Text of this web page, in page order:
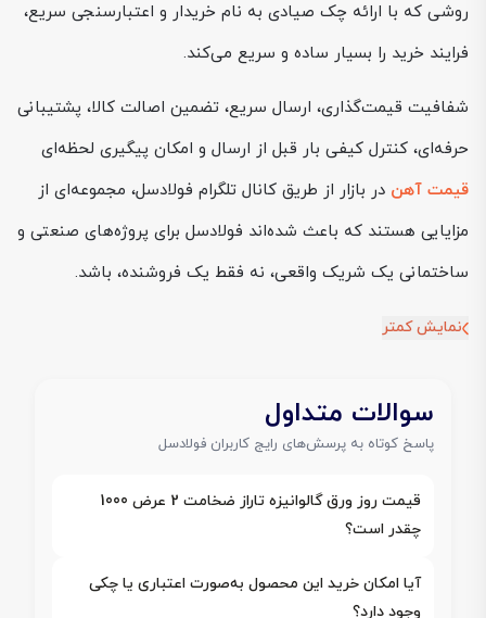
روشی که با ارائه چک صیادی به نام خریدار و اعتبارسنجی سریع،
فرایند خرید را بسیار ساده و سریع می‌کند.
شفافیت قیمت‌گذاری، ارسال سریع، تضمین اصالت کالا، پشتیبانی
حرفه‌ای، کنترل کیفی بار قبل از ارسال و امکان پیگیری لحظه‌ای
قیمت آهن در بازار از طریق کانال تلگرام فولادسل، مجموعه‌ای از
مزایایی هستند که باعث شده‌اند فولادسل برای پروژه‌های صنعتی و
ساختمانی یک شریک واقعی، نه فقط یک فروشنده، باشد.
نمایش کمتر
سوالات متداول
پاسخ کوتاه به پرسش‌های رایج کاربران فولادسل
قیمت روز ورق گالوانیزه تاراز ضخامت 2 عرض 1000
چقدر است؟
آیا امکان خرید این محصول به‌صورت اعتباری یا چکی
وجود دارد؟